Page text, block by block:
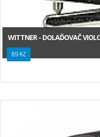
WITTNER - DOLAĎOVAČ
89 Kč